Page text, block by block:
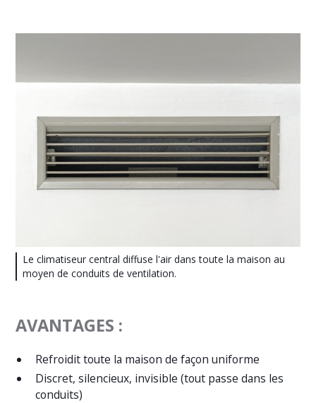
Le climatiseur central diffuse l'air dans toute la maison au
moyen de conduits de ventilation.
AVANTAGES :
Refroidit toute la maison de façon uniforme
Discret, silencieux, invisible (tout passe dans les
conduits)